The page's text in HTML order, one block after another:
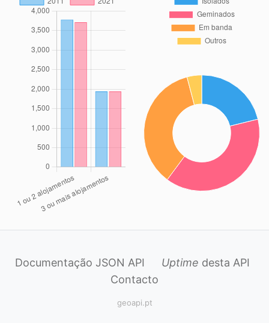
Documentação JSON API Uptime desta API
Contacto
geoapi.pt